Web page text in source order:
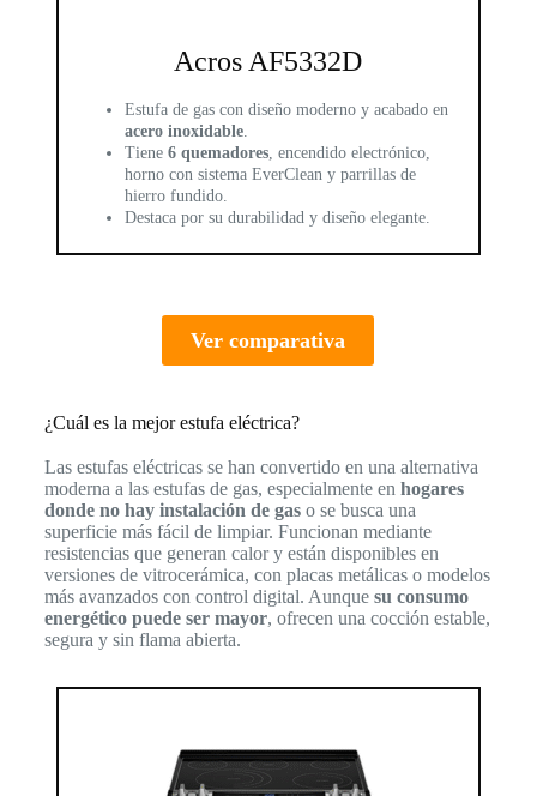
Acros AF5332D
Estufa de gas con diseño moderno y acabado en
acero inoxidable.
Tiene 6 quemadores, encendido electrónico,
horno con sistema EverClean y parrillas de
hierro fundido.
Destaca por su durabilidad y diseño elegante.
Ver comparativa
¿Cuál es la mejor estufa eléctrica?
Las estufas eléctricas se han convertido en una alternativa
moderna a las estufas de gas, especialmente en hogares
donde no hay instalación de gaso se busca una
superficie más fácil de limpiar. Funcionan mediante
resistencias que generan calor y están disponibles en
versiones de vitrocerámica, con placas metálicas o modelos
más avanzados con control digital. Aunque su consumo
energético puede ser mayor, ofrecen una cocción estable,
segura y sin flama abierta.